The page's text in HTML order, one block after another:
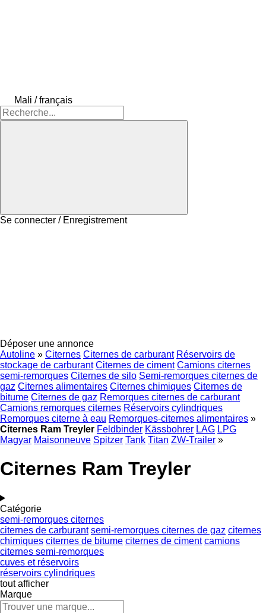
Mali / français
Se connecter / Enregistrement
Déposer une annonce
Autoline » Citernes Citernes de carburant Réservoirs de
stockage de carburant Citernes de ciment Camions citernes
semi-remorques Citernes de silo Semi-remorques citernes de
gaz Citernes alimentaires Citernes chimiques Citernes de
bitume Citernes de gaz Remorques citernes de carburant
Camions remorques citernes Réservoirs cylindriques
Remorques citerne à eau Remorques-citernes alimentaires »
Citernes Ram Treyler Feldbinder Kässbohrer LAG LPG
Magyar Maisonneuve Spitzer Tank Titan ZW-Trailer »
Citernes Ram Treyler
Catégorie
semi-remorques citernes
citernes de carburant semi-remorques citernes de gaz citernes
chimiques citernes de bitume citernes de ciment camions
citernes semi-remorques
cuves et réservoirs
réservoirs cylindriques
tout afficher
Marque